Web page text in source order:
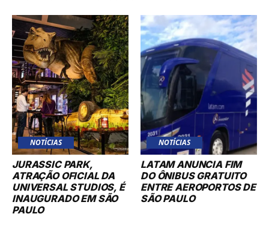
NOTÍCIAS
JURASSIC PARK,
ATRAÇÃO OFICIAL DA
UNIVERSAL STUDIOS, É
INAUGURADO EM SÃO
PAULO
NOTÍCIAS
LATAM ANUNCIA FIM
DO ÔNIBUS GRATUITO
ENTRE AEROPORTOS DE
SÃO PAULO